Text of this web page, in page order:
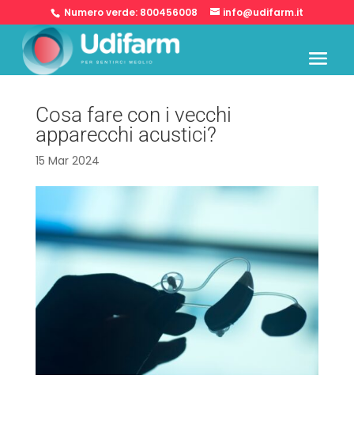
Numero verde: 800456008 info@udifarm.it
Cosa fare con i vecchi
apparecchi acustici?
15 Mar 2024